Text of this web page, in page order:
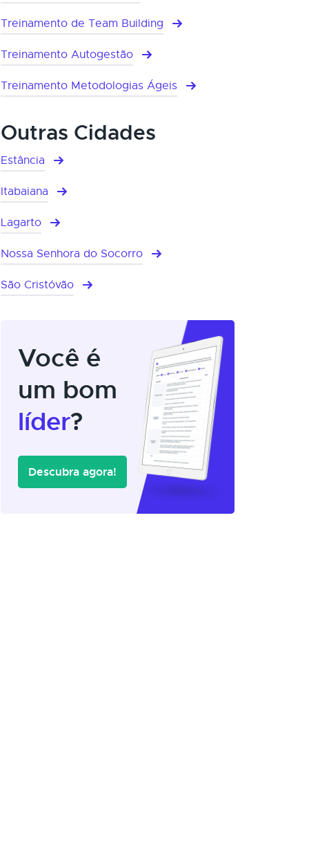
Treinamento de Team Building
Treinamento Autogestão
Treinamento Metodologias Ágeis
Outras Cidades
Estância
Itabaiana
Lagarto
Nossa Senhora do Socorro
São Cristóvão
Você é
um bom
líder?
Descubra agora!